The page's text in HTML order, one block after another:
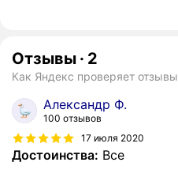
Отзывы · 2
Как Яндекс проверяет отзывы
Александр Ф.
100 отзывов
17 июля 2020
Достоинства: Все